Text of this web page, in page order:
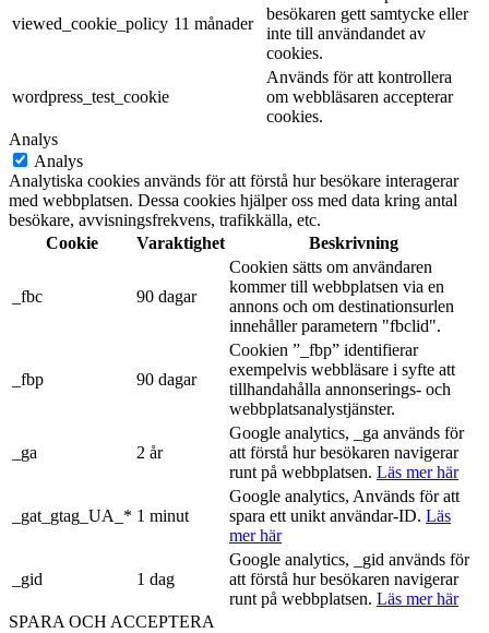
viewed_cookie_policy 11 månader
besökaren gett samtycke eller
inte till användandet av
cookies.
wordpress_test_cookie
Används för att kontrollera
om webbläsaren accepterar
cookies.
Analys
Analys
Analytiska cookies används för att förstå hur besökare interagerar
med webbplatsen. Dessa cookies hjälper oss med data kring antal
besökare, avvisningsfrekvens, trafikkälla, etc.
Cookie
Varaktighet Beskrivning
_fbc 90 dagar
Cookien sätts om användaren
kommer till webbplatsen via en
annons och om destinationsurlen
innehåller parametern "fbclid".
_fbp 90 dagar
Cookien ”_fbp” identifierar
exempelvis webbläsare i syfte att
tillhandahålla annonserings- och
webbplatsanalystjänster.
_ga 2 år
Google analytics, _ga används för
att förstå hur besökaren navigerar
runt på webbplatsen. Läs mer här
_gat_gtag_UA_* 1 minut
Google analytics, Används för att
spara ett unikt användar-ID. Läs
mer här
_gid 1 dag
Google analytics, _gid används för
att förstå hur besökaren navigerar
runt på webbplatsen. Läs mer här
SPARA OCH ACCEPTERA